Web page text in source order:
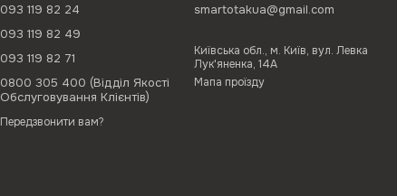
093 119 82 24
093 119 82 49
093 119 82 71
0800 305 400 (Відділ Якості
Обслуговування Клієнтів)
Передзвонити вам?
smartotakua@gmail.com
Київська обл., м. Київ, вул. Левка
Лук'яненка, 14А
Мапа проїзду